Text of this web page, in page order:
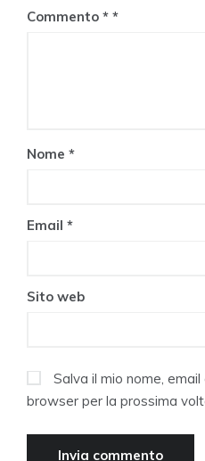
Commento *
Nome *
Email *
Sito web
Salva il mio nome,
browser per la prossima